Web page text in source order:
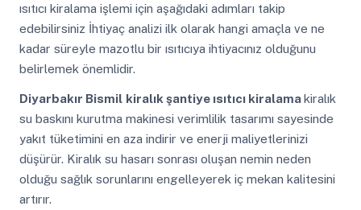
ısıtıcı kiralama işlemi için aşağıdaki adımları takip
edebilirsiniz İhtiyaç analizi ilk olarak hangi amaçla ve ne
kadar süreyle mazotlu bir ısıtıcıya ihtiyacınız olduğunu
belirlemek önemlidir.
Diyarbakır Bismil kiralık şantiye ısıtıcı kiralama kiralık
su baskını kurutma makinesi verimlilik tasarımı sayesinde
yakıt tüketimini en aza indirir ve enerji maliyetlerinizi
düşürür. Kiralık su hasarı sonrası oluşan nemin neden
olduğu sağlık sorunlarını engelleyerek iç mekan kalitesini
artırır.